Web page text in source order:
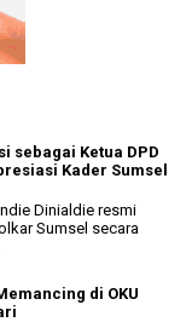
sebagai Ketua DPD
Kader Sumsel
Dinialdie resmi
Sumsel secara
di OKU